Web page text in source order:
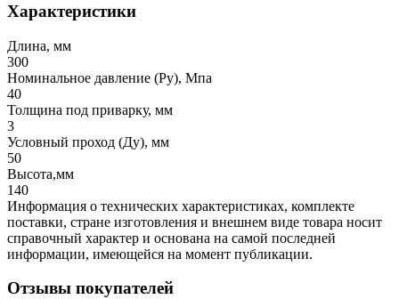
Характеристики
Длина, мм
300
Номинальное давление (Ру), Мпа
40
Толщина под приварку, мм
3
Условный проход (Ду), мм
50
Высота,мм
140
Информация о технических характеристиках, комплекте
поставки, стране изготовления и внешнем виде товара носит
справочный характер и основана на самой последней
информации, имеющейся на момент публикации.
Отзывы покупателей